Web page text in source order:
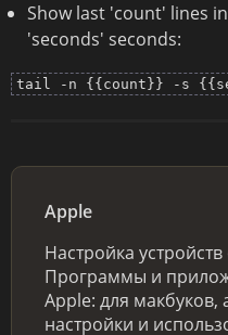
Show last 'count' lines
'seconds' seconds:
tail -n {{count}} -s
Apple
Настройка
Программы и
Apple: для
настройки и